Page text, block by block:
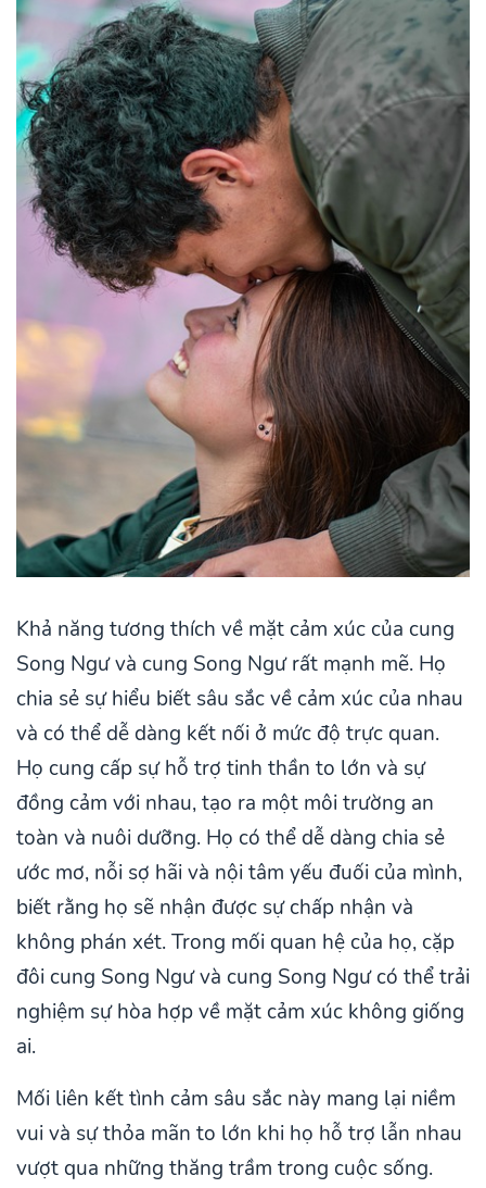
Khả năng tương thích về mặt cảm xúc của cung
Song Ngư và cung Song Ngư rất mạnh mẽ. Họ
chia sẻ sự hiểu biết sâu sắc về cảm xúc của nhau
và có thể dễ dàng kết nối ở mức độ trực quan.
Họ cung cấp sự hỗ trợ tinh thần to lớn và sự
đồng cảm với nhau, tạo ra một môi trường an
toàn và nuôi dưỡng. Họ có thể dễ dàng chia sẻ
ước mơ, nỗi sợ hãi và nội tâm yếu đuối của mình,
biết rằng họ sẽ nhận được sự chấp nhận và
không phán xét. Trong mối quan hệ của họ, cặp
đôi cung Song Ngư và cung Song Ngư có thể trải
nghiệm sự hòa hợp về mặt cảm xúc không giống
ai.
Mối liên kết tình cảm sâu sắc này mang lại niềm
vui và sự thỏa mãn to lớn khi họ hỗ trợ lẫn nhau
vượt qua những thăng trầm trong cuộc sống.